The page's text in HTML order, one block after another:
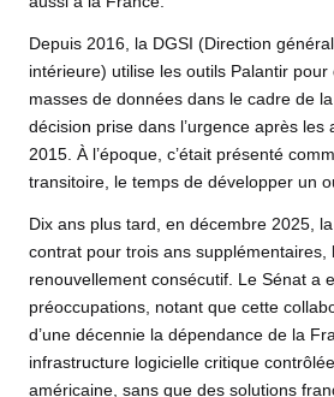
Depuis 2016, la DGSI (Direction
intérieure) utilise les outils Palantir
masses de données dans le cadre de
décision prise dans l’urgence après les
2015. À l’époque, c’était présenté
transitoire, le temps de développer un
Dix ans plus tard, en décembre 2025,
contrat pour trois ans supplémentaires,
renouvellement consécutif. Le Sénat a
préoccupations, notant que cette
d’une décennie la dépendance de la
infrastructure logicielle critique
américaine, sans que des solutions